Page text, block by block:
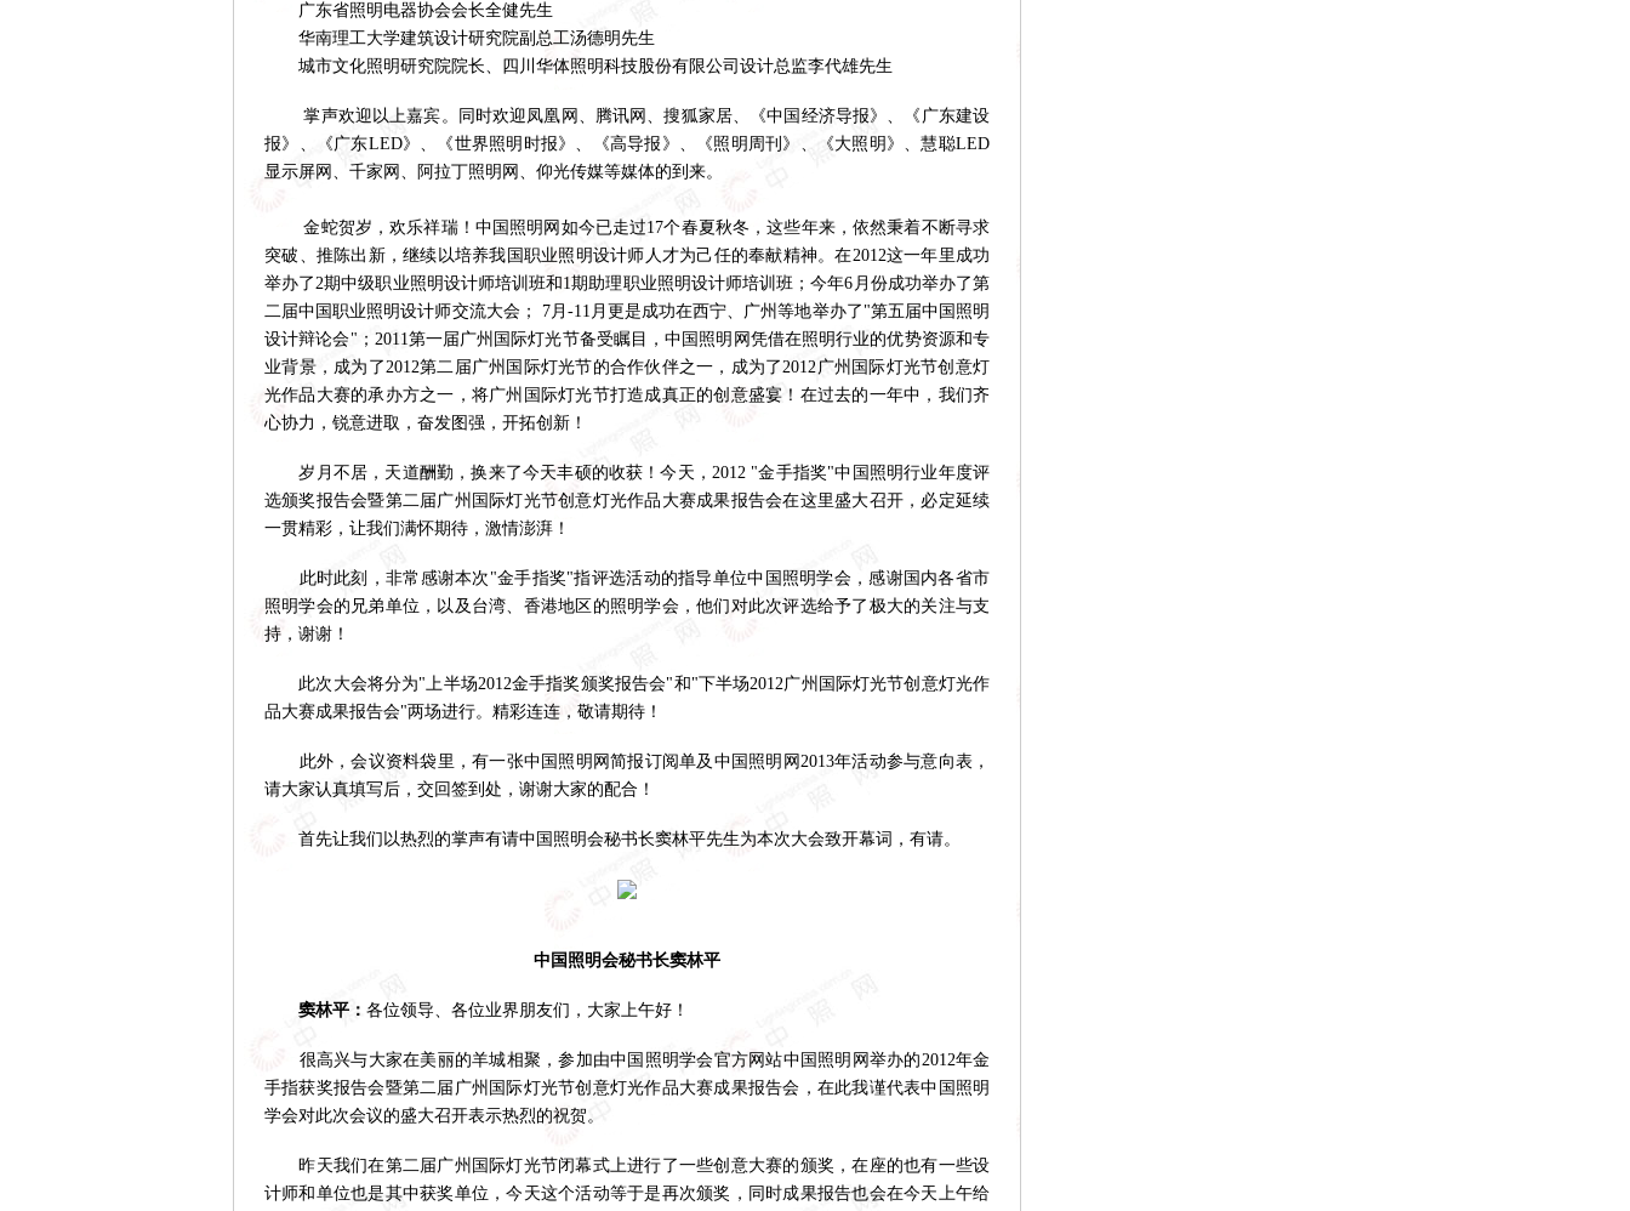
广东省照明电器协会会长全健先生
华南理工大学建筑设计研究院副总工汤德明先生
城市文化照明研究院院长、四川华体照明科技股份有限公司设计总监李代雄先生
掌声欢迎以上嘉宾。同时欢迎凤凰网、腾讯网、搜狐家居、《中国经济导报》、《广东建设
报》、《广东LED》、《世界照明时报》、《高导报》、《照明周刊》、《大照明》、慧聪LED
显示屏网、千家网、阿拉丁照明网、仰光传媒等媒体的到来。
金蛇贺岁，欢乐祥瑞！中国照明网如今已走过17个春夏秋冬，这些年来，依然秉着不断寻求
突破、推陈出新，继续以培养我国职业照明设计师人才为己任的奉献精神。在2012这一年里成功
举办了2期中级职业照明设计师培训班和1期助理职业照明设计师培训班；今年6月份成功举办了第
二届中国职业照明设计师交流大会； 7月-11月更是成功在西宁、广州等地举办了"第五届中国照明
设计辩论会"；2011第一届广州国际灯光节备受瞩目，中国照明网凭借在照明行业的优势资源和专
业背景，成为了2012第二届广州国际灯光节的合作伙伴之一，成为了2012广州国际灯光节创意灯
光作品大赛的承办方之一，将广州国际灯光节打造成真正的创意盛宴！在过去的一年中，我们齐
心协力，锐意进取，奋发图强，开拓创新！
岁月不居，天道酬勤，换来了今天丰硕的收获！今天，2012 "金手指奖"中国照明行业年度评
选颁奖报告会暨第二届广州国际灯光节创意灯光作品大赛成果报告会在这里盛大召开，必定延续
一贯精彩，让我们满怀期待，激情澎湃！
此时此刻，非常感谢本次"金手指奖"指评选活动的指导单位中国照明学会，感谢国内各省市
照明学会的兄弟单位，以及台湾、香港地区的照明学会，他们对此次评选给予了极大的关注与支
持，谢谢！
此次大会将分为"上半场2012金手指奖颁奖报告会"和"下半场2012广州国际灯光节创意灯光作
品大赛成果报告会"两场进行。精彩连连，敬请期待！
此外，会议资料袋里，有一张中国照明网简报订阅单及中国照明网2013年活动参与意向表，
请大家认真填写后，交回签到处，谢谢大家的配合！
首先让我们以热烈的掌声有请中国照明会秘书长窦林平先生为本次大会致开幕词，有请。
中国照明会秘书长窦林平
窦林平： 各位领导、各位业界朋友们，大家上午好！
很高兴与大家在美丽的羊城相聚，参加由中国照明学会官方网站中国照明网举办的2012年金
手指获奖报告会暨第二届广州国际灯光节创意灯光作品大赛成果报告会，在此我谨代表中国照明
学会对此次会议的盛大召开表示热烈的祝贺。
昨天我们在第二届广州国际灯光节闭幕式上进行了一些创意大赛的颁奖，在座的也有一些设
计师和单位也是其中获奖单位，今天这个活动等于是再次颁奖，同时成果报告也会在今天上午给